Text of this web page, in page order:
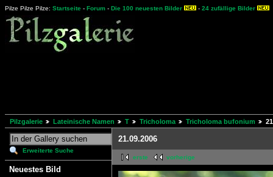
Pilze Pilze Pilze: Startseite - Forum - Die 100 neuesten Bilder - 24 zufällige Bilder
Pilzgalerie Lateinische Namen T Tricholoma Tricholoma bufonium
Erweiterte Suche
Neuestes Bild
21.09.2006
erste vorherige